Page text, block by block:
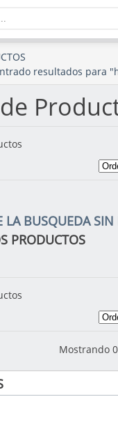
resultados para
LA BUSQUEDA
PRODUCTOS
Mostrando